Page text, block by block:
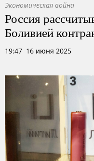
Экономическая война
Россия
Боливией
19:47 16 июня 2025